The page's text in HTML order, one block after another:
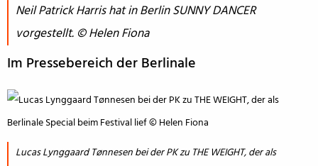
Neil Patrick Harris hat in Berlin SUNNY DANCER
vorgestellt. © Helen Fiona
Im Pressebereich der Berlinale
Lucas Lynggaard Tønnesen bei der PK zu THE WEIGHT, der als